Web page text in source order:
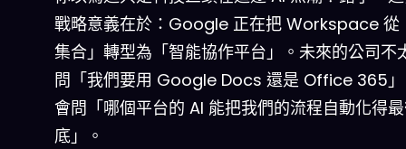
戰略意義在於：Google 正在把 Workspace 從
集合」轉型為「智能協作平台」。未來的公司不
問「我們要用 Google Docs 還是 Office 365
會問「哪個平台的 AI 能把我們的流程自動化得
底」。